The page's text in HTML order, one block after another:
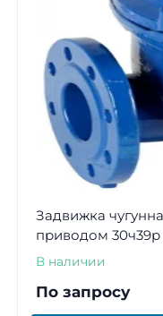
Задвижка
приводом 30ч39р
В наличии
По запросу